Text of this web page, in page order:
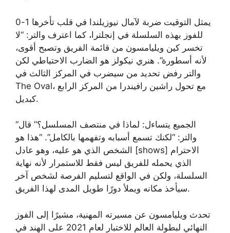
يمثل التوقيت ضربة لآمال نيوزيلندا في قلب تأخرها 1-0
للفوز بهذه السلسلة في إنجلترا، كما اعترف والتر: “لا
تخسر كين ويليامسون من قائمة الفريق وتصبح أقوى،
لأنه أسطورة”. هنري نيكولز هو الضارب الاحتياطي لكن
والتر رفض تحديد من سيضرب في المركز الثالث في
The Oval، مع تحول راشين رافيندرا من المركز الرابع
كبديل.
“الجميع يتساءل: لماذا في منتصف المسلسل؟” قال
والتر: “لكنك تسمع أسبابه وتفهمها بالكامل”. “هذا هو
الشخص الذي هو عليه، وهو عادل [shows] الاحترام
الذي يحمله للفريق ليس فقط للاستمرار لأنه نهاية
السلسلة، ولكن في الواقع لتسليم الفرصة لشخص آخر
سيأخذ مكانه ويملأ دورًا طويل المدى لهذا الفريق.
تحدث ويليامسون عن مسيرته المهنية، مشيرًا إلى الفوز
النهائي لبطولة العالم للاختبار لعام 2021 على الهند في